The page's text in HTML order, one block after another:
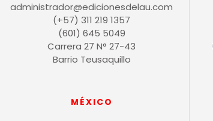
administrador@edicionesdelau.com
(+57) 311 219 1357
(601) 645 5049
Carrera 27 N° 27-43
Barrio Teusaquillo
MÉXICO